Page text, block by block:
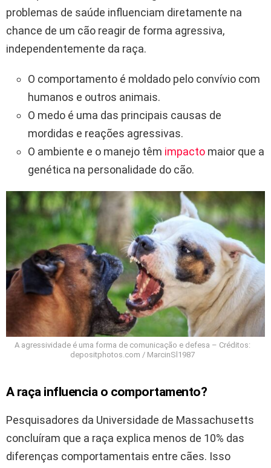
problemas de saúde influenciam diretamente na
chance de um cão reagir de forma agressiva,
independentemente da raça.
O comportamento é moldado pelo convívio com
humanos e outros animais.
O medo é uma das principais causas de
mordidas e reações agressivas.
O ambiente e o manejo têm impacto maior que a
genética na personalidade do cão.
A agressividade é uma forma de comunicação e defesa – Créditos:
depositphotos.com / MarcinSl1987
A raça influencia o comportamento?
Pesquisadores da Universidade de Massachusetts
concluíram que a raça explica menos de 10% das
diferenças comportamentais entre cães. Isso